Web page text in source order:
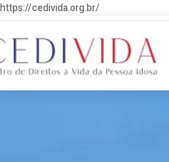
https://cedivida.org.br/